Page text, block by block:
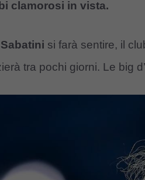
clamorosi in vista.
Sabatini si farà sentire, il
tra pochi giorni. Le big